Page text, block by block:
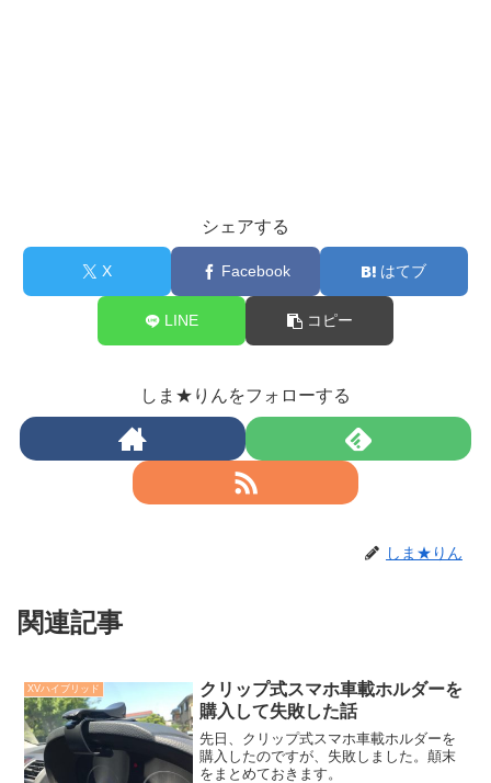
シェアする
X Facebook はてブ
LINE コピー
しま★りんをフォローする
しま★りん
関連記事
XVハイブリッド
クリップ式スマホ車載ホルダーを
購入して失敗した話
先日、クリップ式スマホ車載ホルダーを
購入したのですが、失敗しました。顛末
をまとめておきます。